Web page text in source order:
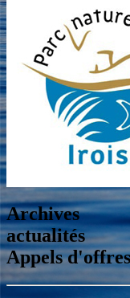
Archives
actualités
Appels d'offres